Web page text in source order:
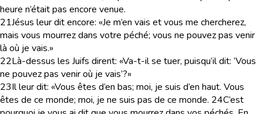
heure n’était pas encore venue.
21Jésus leur dit encore: «Je m’en vais et vous me chercherez,
mais vous mourrez dans votre péché; vous ne pouvez pas venir
là où je vais.»
22Là-dessus les Juifs dirent: «Va-t-il se tuer, puisqu’il dit: ‘Vous
ne pouvez pas venir où je vais’?»
23Il leur dit: «Vous êtes d’en bas; moi, je suis d’en haut. Vous
êtes de ce monde; moi, je ne suis pas de ce monde. 24C’est